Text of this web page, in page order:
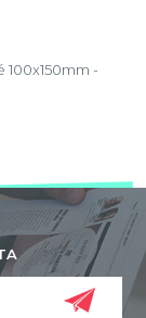
100x150mm -